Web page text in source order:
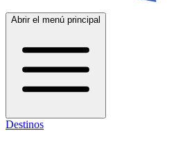
Abrir el menú principal
Destinos